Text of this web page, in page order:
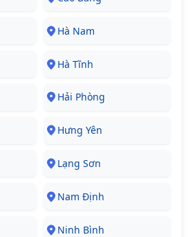
Hà Nam
Hà Tĩnh
Hải Phòng
Hưng Yên
Lạng Sơn
Nam Định
Ninh Bình